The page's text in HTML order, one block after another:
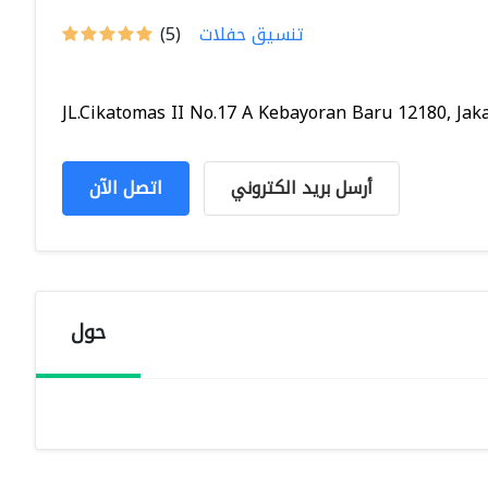
(5) تنسيق حفلات
JL.Cikatomas II No.17 A Kebayoran Baru 12180,
اتصل الآن أرسل بريد الكتروني
حول